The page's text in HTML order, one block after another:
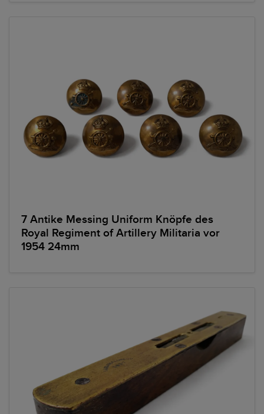
7 Antike Messing Uniform Knöpfe des
Royal Regiment of Artillery Militaria vor
1954 24mm